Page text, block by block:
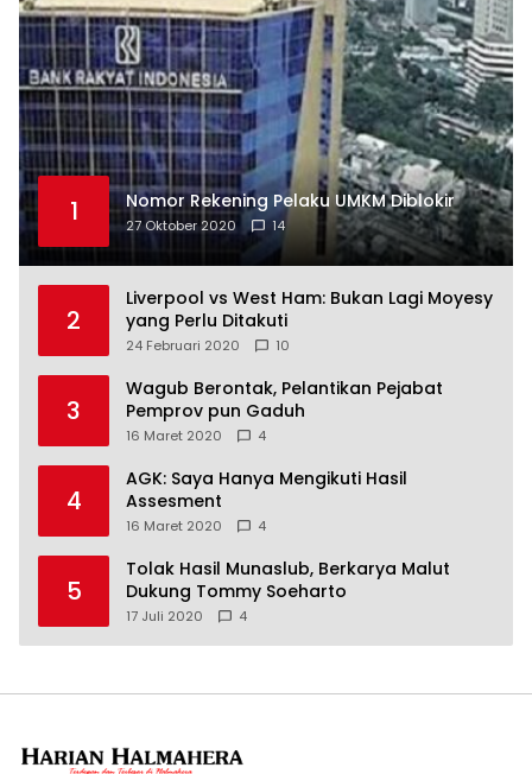
1 Nomor Rekening Pelaku UMKM Diblokir
27 Oktober 2020 14
2
Liverpool vs West Ham: Bukan Lagi Moyesy
yang Perlu Ditakuti
24 Februari 2020 10
3
Wagub Berontak, Pelantikan Pejabat
Pemprov pun Gaduh
16 Maret 2020 4
4
AGK: Saya Hanya Mengikuti Hasil
Assesment
16 Maret 2020 4
5
Tolak Hasil Munaslub, Berkarya Malut
Dukung Tommy Soeharto
17 Juli 2020 4